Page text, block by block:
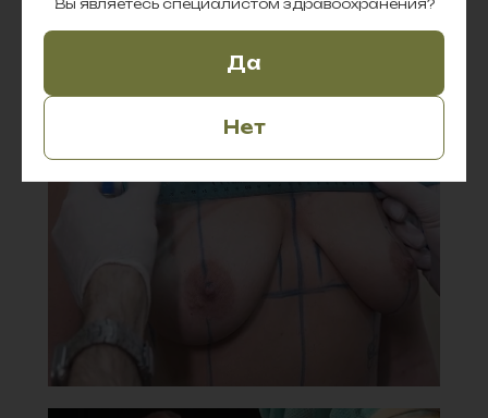
Вы являетесь специалистом здравоохранения?
Да
Нет
Подберите имплантаты, уточните их
наличие и оформите заказ.
Свяжитесь с нами любым удобным
способом для индивидуальной
консультации.
Написать